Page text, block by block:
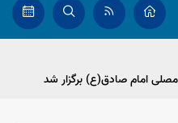
امام صادق(ع) برگزار شد